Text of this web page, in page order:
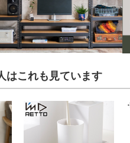
はこれも見ています